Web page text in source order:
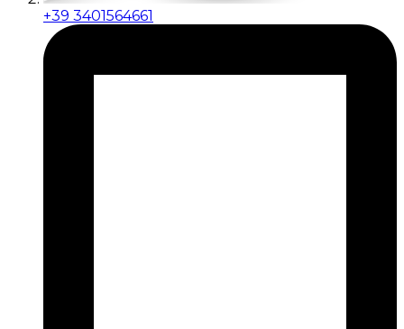
+39 3401564661